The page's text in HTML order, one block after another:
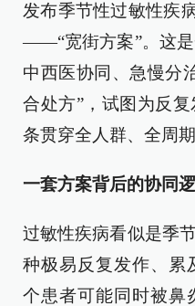
发布季节性过敏性疾
——“宽街方案”。这是
中西医协同、急慢分
合处方”，试图为反
条贯穿全人群、全周
一套方案背后的协同
过敏性疾病看似是季
种极易反复发作、累
个患者可能同时被鼻